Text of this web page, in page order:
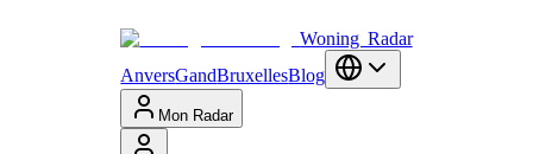
Woning Radar
AnversGandBruxellesBlog
Mon Radar